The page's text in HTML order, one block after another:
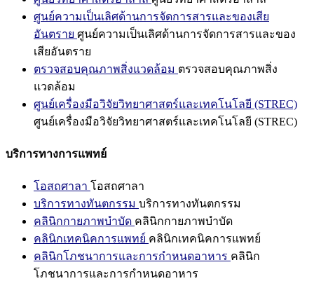
ศูนย์ความเป็นเลิศด้านการจัดการสารและของเสีย
อันตราย ศูนย์ความเป็นเลิศด้านการจัดการสารและของ
เสียอันตราย
ตรวจสอบคุณภาพสิ่งแวดล้อม ตรวจสอบคุณภาพสิ่ง
แวดล้อม
ศูนย์เครื่องมือวิจัยวิทยาศาสตร์และเทคโนโลยี (STREC)
ศูนย์เครื่องมือวิจัยวิทยาศาสตร์และเทคโนโลยี (STREC)
บริการทางการแพทย์
โอสถศาลา โอสถศาลา
บริการทางทันตกรรม บริการทางทันตกรรม
คลินิกกายภาพบำบัด คลินิกกายภาพบำบัด
คลินิกเทคนิคการแพทย์ คลินิกเทคนิคการแพทย์
คลินิกโภชนาการและการกำหนดอาหาร คลินิก
โภชนาการและการกำหนดอาหาร